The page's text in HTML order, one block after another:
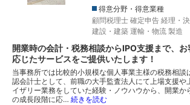
得意分野・得意業種
顧問税理士 確定申告 経理・
建設・建築 運輸・物流 製造
開業時の会計・税務相談からIPO支援まで、
応じたサービスをご提供いたします！
当事務所では比較的小規模な個人事業主様の税務相談
認会計士として、前職の大手監査法人にて上場支援や
イザリー業務をしていた経験・ノウハウから、開業か
の成長段階に応… 続きを読む